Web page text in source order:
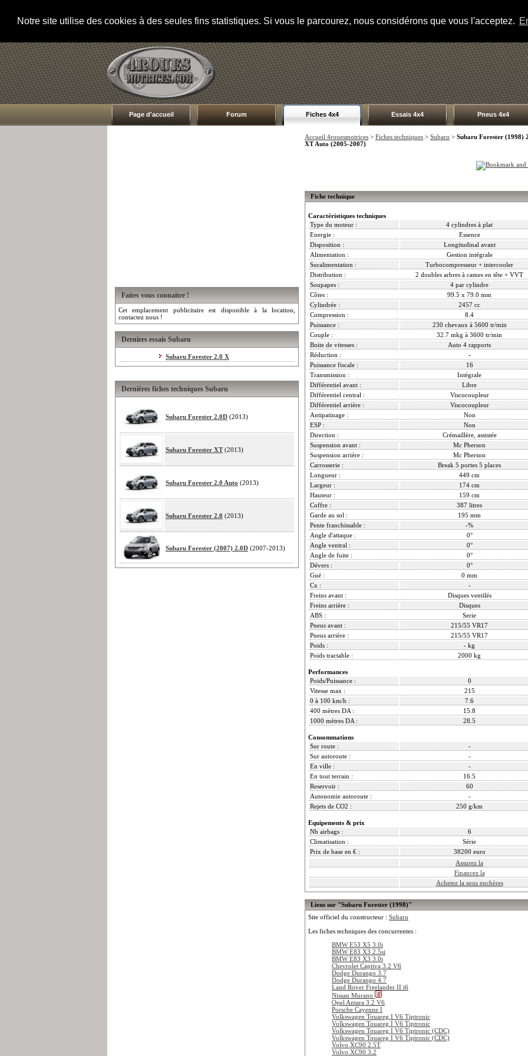
Notre site utilise des cookies à des seules fins statistiques. Si vous le parcourez, nous considérons que vous l'acceptez.
Page d'accueil Forum Fiches 4x4 Essais 4x4 Pneus 4x4
Faites vous connaitre !
Cet emplacement publicitaire est disponible à la location,
contactez nous !
Derniers essais Subaru
Subaru Forester 2.0 X
Dernières fiches techniques Subaru
Subaru Forester 2.0D (2013)
Subaru Forester XT(2013)
Subaru Forester 2.0 Auto (2013)
Subaru Forester 2.0 (2013)
Subaru Forester (2007) 2.0D (2007-2013)
Accueil 4rouesmotrices > Fiches techniques > Subaru > Subaru Forester (1998)
XT Auto (2005-2007)
Fiche technique
Caractéristiques techniques
Type du moteur :
4 cylindres à plat
Energie :
Essence
Disposition :
Longitudinal avant
Alimentation :
Gestion intégrale
Suralimentation :
Turbocompresseur + intercooler
Distribution :
2 doubles arbres à cames en tête + VVT
Soupapes :
4 par cylindre
Côtes :
99.5 x 79.0 mm
Cylindrée :
2457 cc
Compression :
8.4
Puissance :
230 chevaux à 5600 tr/min
Couple :
32.7 mkg à 3600 tr/min
Boite de vitesses :
Auto 4 rapports
Réduction :
-
Puissance fiscale :
16
Transmission :
Intégrale
Différentiel avant :
Libre
Différentiel central :
Viscocoupleur
Différentiel arrière :
Viscocoupleur
Antipatinage :
Non
ESP :
Non
Direction :
Crémaillère, assistée
Suspension avant :
Mc Pherson
Suspension arrière :
Mc Pherson
Carrosserie :
Break 5 portes 5 places
Longueur :
449 cm
Largeur :
174 cm
Hauteur :
159 cm
Coffre :
387 litres
Garde au sol :
195 mm
Pente franchissable :
-%
Angle d'attaque :
0°
Angle ventral :
0°
Angle de fuite :
0°
Dévers :
0°
Gué :
0 mm
Cx :
-
Freins avant :
Disques ventilés
Freins arrière :
Disques
ABS :
Serie
Pneus avant :
215/55 VR17
Pneus arrière :
215/55 VR17
Poids :
- kg
Poids tractable :
2000 kg
Performances
Poids/Puissance :
0
Vitesse max :
215
0 à 100 km/h :
7.6
400 mètres DA :
15.8
1000 mètres DA :
28.5
Consommations
Sur route :
-
Sur autoroute :
-
En ville :
-
En tout terrain :
16.5
Reservoir :
60
Autonomie autoroute :
-
Rejets de CO2 :
250 g/km
Equipements & prix
Nb airbags :
6
Climatisation :
Série
Prix de base en € :
38200 euro
Assurez la
Financez la
Achetez la sous enchères
Liens sur "Subaru Forester (1998)"
Site officiel du constructeur : Subaru
Les fiches techniques des concurrentes :
BMW E53 X5 3.0i
BMW E83 X3 2.5si
BMW E83 X3 3.0i
Chevrolet Captiva 3.2 V6
Dodge Durango 3.7
Dodge Durango 4.7
Land Rover Freelander II i6
Nissan Murano
Opel Antara 3.2 V6
Porsche Cayenne I
Volkswagen Touareg I V6 Tiptronic
Volkswagen Touareg I V6 Tiptronic
Volkswagen Touareg I V6 Tiptronic (CDC)
Volkswagen Touareg I V6 Tiptronic (CDC)
Volvo XC90 2.5T
Volvo XC90 3.2